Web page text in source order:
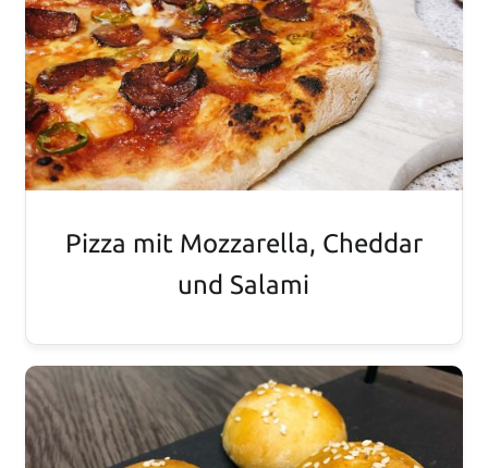
Pizza mit Mozzarella, Cheddar
und Salami